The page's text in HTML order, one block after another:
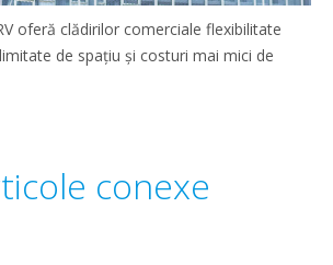
oferă clădirilor comerciale flexibilitate
de spațiu și costuri mai mici de
conexe